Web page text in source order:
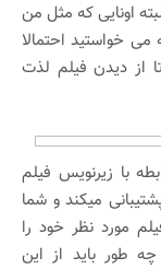
اونایی که مثل من
خواستید احتمالا
از دیدن فیلم لذت
با زیرنویس فیلم
میکند و شما
مورد نظر خود را
طور باید از این